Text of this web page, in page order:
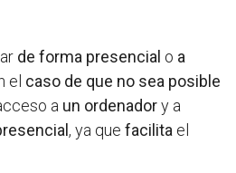
de forma presencial o a
el caso de que no sea posible
a un ordenadory a
, ya quefacilita el